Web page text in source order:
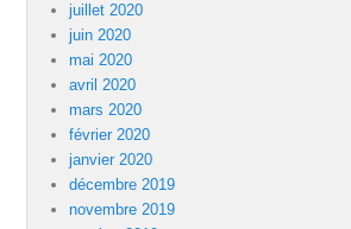
juillet 2020
juin 2020
mai 2020
avril 2020
mars 2020
février 2020
janvier 2020
décembre 2019
novembre 2019